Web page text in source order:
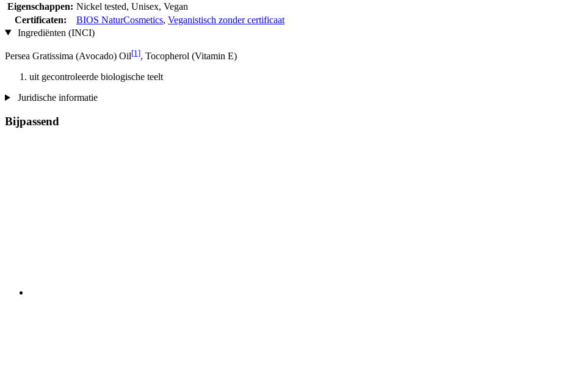
Eigenschappen: Nickel tested, Unisex, Vegan
Certificaten:
BIOS NaturCosmetics, Veganistisch zonder certificaat
Ingrediënten (INCI)
Persea Gratissima (Avocado) Oil[1], Tocopherol (Vitamin E)
uit gecontroleerde biologische teelt
Juridische informatie
Bijpassend